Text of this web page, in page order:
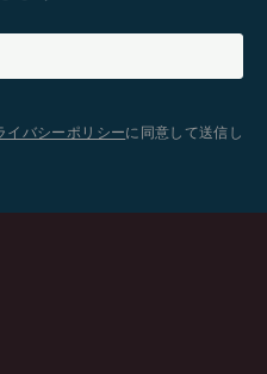
イバシーポリシーに同意して送信し